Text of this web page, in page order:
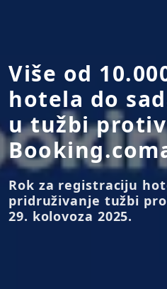
Više od
hotela do
u tužbi protiv
Rok za registraciju
pridruživanje tužbi
29. kolovoza 2025.